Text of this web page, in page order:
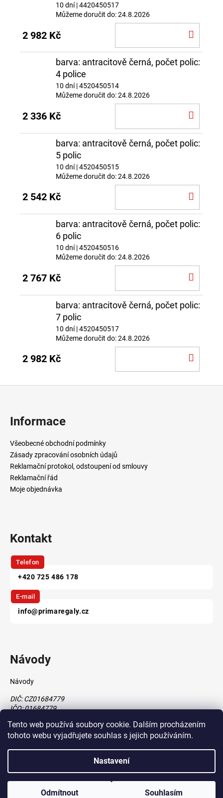
Tento web používá soubory cookie. Dalším procházením
tohoto webu vyjadřujete souhlas s jejich používáním.
Nastavení
Odmítnout Souhlasím
10 dní| 4420450517
Můžeme doručit do:24.8.2026
2 982 Kč
barva: antracitově černá, počet polic:
4 police
10 dní| 4520450514
Můžeme doručit do:24.8.2026
2 336 Kč
barva: antracitově černá, počet polic:
5 polic
10 dní| 4520450515
Můžeme doručit do:24.8.2026
2 542 Kč
barva: antracitově černá, počet polic:
6 polic
10 dní| 4520450516
Můžeme doručit do:24.8.2026
2 767 Kč
barva: antracitově černá, počet polic:
7 polic
10 dní| 4520450517
Můžeme doručit do:24.8.2026
2 982 Kč
Informace
Všeobecné obchodní podmínky
Zásady zpracování osobních údajů
Reklamační protokol, odstoupení od smlouvy
Reklamační řád
Moje objednávka
Kontakt
Telefon
+420 725 486 178
E-mail
info@primaregaly.cz
Návody
Návody
DIČ: CZ01684779
IČO: 01684779
Vytvořil Shoptet
vytvořilŠtefan Mazáň
Copyright 2026www.primaregaly.cz. Všechna práva vyhrazena.
Upravit nastavení cookies